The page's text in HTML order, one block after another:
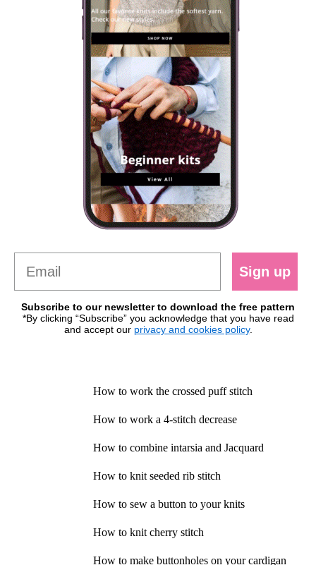
Sign up
Subscribe to our newsletter to download the free pattern
*By clicking “Subscribe” you acknowledge that you have read
and accept our privacy and cookies policy.
How to work the crossed puff stitch
How to work a 4-stitch decrease
How to combine intarsia and Jacquard
How to knit seeded rib stitch
How to sew a button to your knits
How to knit cherry stitch
How to make buttonholes on your cardigan